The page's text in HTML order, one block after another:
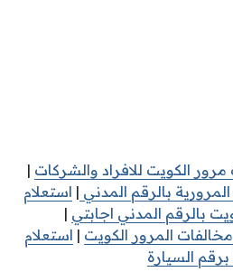
الكويت للافراد والشركات |
بالرقم المدني | استعلام
بالرقم المدني اجابتي |
المرور الكويت | استعلام
السيارة